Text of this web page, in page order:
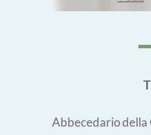
Abbecedario della